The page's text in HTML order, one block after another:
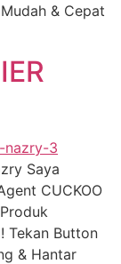
Mudah & Cepat
Saya
CUCKOO
Tekan Button
& Hantar